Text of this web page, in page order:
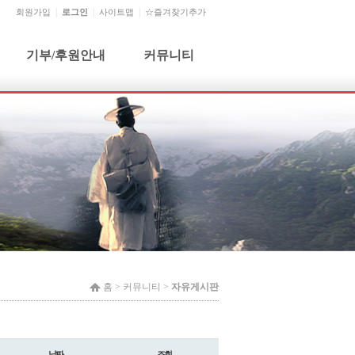
회원가입 로그인 사이트맵 ☆즐겨찾기추가
기부/후원안내
기부금사용내역
커뮤니티
건의사항
월별행사
홈 > 커뮤니티 > 자유게시판